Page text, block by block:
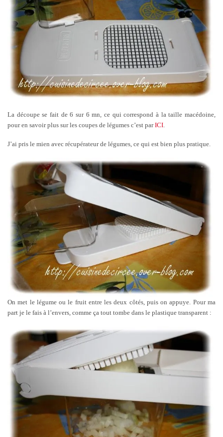
La découpe se fait de 6 sur 6 mn, ce qui correspond à la taille macédoine,
pour en savoir plus sur les coupes de légumes c’est parICI
J’ai pris le mien avec récupérateur de légumes, ce qui est bien plus pratique.
On met le légume ou le fruit entre les deux côtés, puis on appuye. Pour ma
part je le fais à l’envers, comme ça tout tombe dans le plastique transparent :